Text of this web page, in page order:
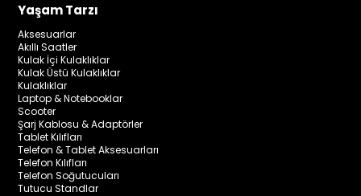
Yaşam Tarzı
Aksesuarlar
Akıllı Saatler
Kulak İçi Kulaklıklar
Kulak Üstü Kulaklıklar
Kulaklıklar
Laptop & Notebooklar
Scooter
Şarj Kablosu & Adaptörler
Tablet Kılıfları
Telefon & Tablet Aksesuarları
Telefon Kılıfları
Telefon Soğutucuları
Tutucu Standlar